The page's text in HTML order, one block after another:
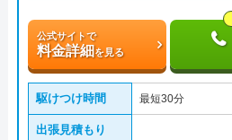
公式サイトで
料金詳細を見る
駆けつけ時間 最短30分
出張見積もり